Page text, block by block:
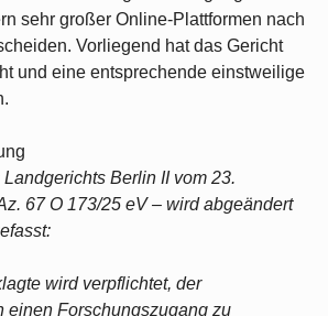
sehr großer Online-Plattformen nach
Vorliegend hat das Gericht
und eine entsprechende einstweilige
Berlin II vom 23.
67 O 173/25 eV – wird abgeändert
wird verpflichtet, der
einen Forschungszugang zu